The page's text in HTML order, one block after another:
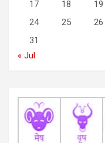
17 18 19
24
25 26
31
« Jul